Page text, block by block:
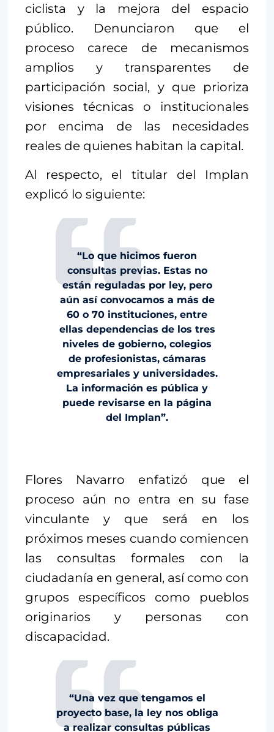
ciclista y la mejora del espacio
público. Denunciaron que el
proceso carece de mecanismos
amplios y transparentes de
participación social, y que prioriza
visiones técnicas o institucionales
por encima de las necesidades
reales de quienes habitan la capital.
Al respecto, el titular del Implan
explicó lo siguiente:
“Lo que hicimos fueron
consultas previas. Estas no
están reguladas por ley, pero
aún así convocamos a más de
60 o 70 instituciones, entre
ellas dependencias de los tres
niveles de gobierno, colegios
de profesionistas, cámaras
empresariales y universidades.
La información es pública y
puede revisarse en la página
del Implan”.
Flores Navarro enfatizó que el
proceso aún no entra en su fase
vinculante y que será en los
próximos meses cuando comiencen
las consultas formales con la
ciudadanía en general, así como con
grupos específicos como pueblos
originarios y personas con
discapacidad.
“Una vez que tengamos el
proyecto base, la ley nos obliga
a realizar consultas públicas